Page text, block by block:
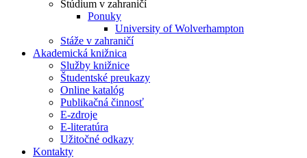
Štúdium v zahraničí
Ponuky
University of Wolverhampton
Stáže v zahraničí
Akademická knižnica
Služby knižnice
Študentské preukazy
Online katalóg
Publikačná činnosť
E-zdroje
E-literatúra
Užitočné odkazy
Kontakty